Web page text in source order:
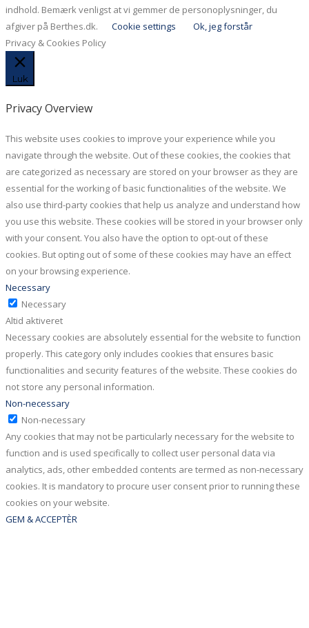
indhold. Bemærk venligst at vi gemmer de personoplysninger, du
afgiver på Berthes.dk.
Cookie settings
Ok, jeg forstår
Privacy & Cookies Policy
Luk
Privacy Overview
This website uses cookies to improve your experience while you
navigate through the website. Out of these cookies, the cookies that
are categorized as necessary are stored on your browser as they are
essential for the working of basic functionalities of the website. We
also use third-party cookies that help us analyze and understand how
you use this website. These cookies will be stored in your browser only
with your consent. You also have the option to opt-out of these
cookies. But opting out of some of these cookies may have an effect
on your browsing experience.
Necessary
Necessary
Altid aktiveret
Necessary cookies are absolutely essential for the website to function
properly. This category only includes cookies that ensures basic
functionalities and security features of the website. These cookies do
not store any personal information.
Non-necessary
Non-necessary
Any cookies that may not be particularly necessary for the website to
function and is used specifically to collect user personal data via
analytics, ads, other embedded contents are termed as non-necessary
cookies. It is mandatory to procure user consent prior to running these
cookies on your website.
GEM & ACCEPTÈR